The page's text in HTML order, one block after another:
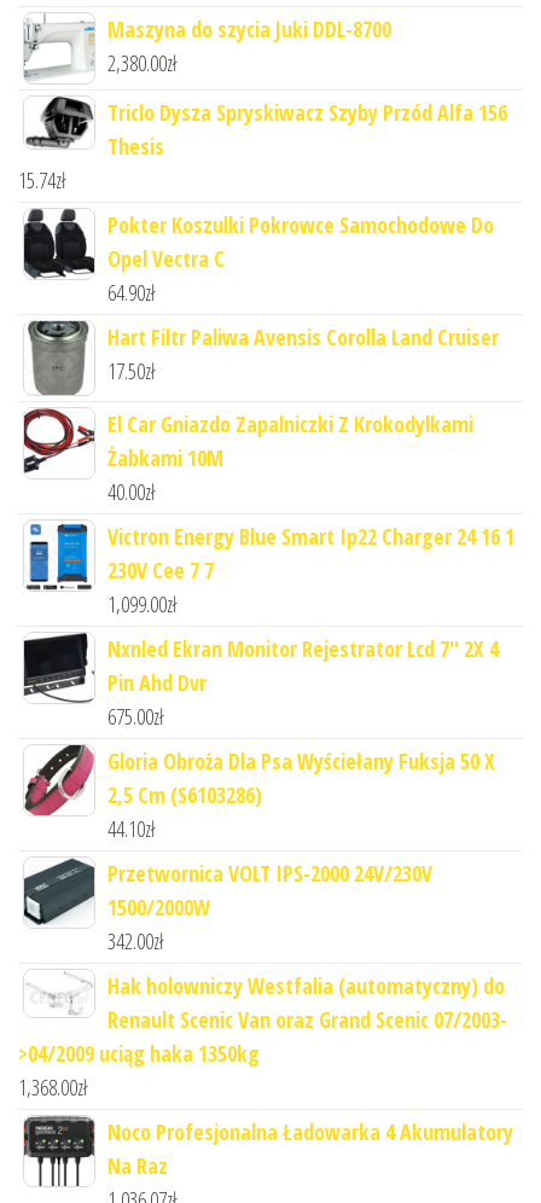
Maszyna do szycia Juki DDL-8700
2,380.00zł
Triclo Dysza Spryskiwacz Szyby Przód Alfa 156
Thesis
15.74zł
Pokter Koszulki Pokrowce Samochodowe Do
Opel Vectra C
64.90zł
Hart Filtr Paliwa Avensis Corolla Land Cruiser
17.50zł
El Car Gniazdo Zapalniczki Z Krokodylkami
Żabkami 10M
40.00zł
Victron Energy Blue Smart Ip22 Charger 24 16 1
230V Cee 7 7
1,099.00zł
Nxnled Ekran Monitor Rejestrator Lcd 7'' 2X 4
Pin Ahd Dvr
675.00zł
Gloria Obroża Dla Psa Wyściełany Fuksja 50 X
2,5 Cm (S6103286)
44.10zł
Przetwornica VOLT IPS-2000 24V/230V
1500/2000W
342.00zł
Hak holowniczy Westfalia (automatyczny) do
Renault Scenic Van oraz Grand Scenic 07/2003-
>04/2009 uciąg haka 1350kg
1,368.00zł
Noco Profesjonalna Ładowarka 4 Akumulatory
Na Raz